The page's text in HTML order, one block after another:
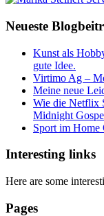
Neueste
Kunst als
gute Idee.
Virtimo Ag –
Meine neue
Wie die Netflix
Midnight
Sport im Home
Interesting links
Here are some
Pages